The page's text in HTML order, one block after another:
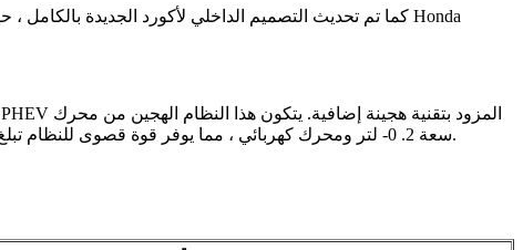
سعة 2. 0- لتر ومحرك كهربائي ، مما يوفر قوة قصوى للنظام تبلغ 152 كيلو وات وعزم دوران أقصى يبلغ 335 نيوتن متر. تبلغ سعة البطارية 17.7 كيلو وات في الساعة ، ومدى القيادة بالكهرباء فقط 82 كم.